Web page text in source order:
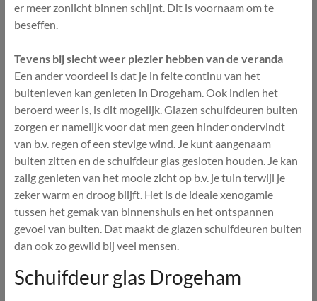
er meer zonlicht binnen schijnt. Dit is voornaam om te
beseffen.
Tevens bij slecht weer plezier hebben van de veranda
Een ander voordeel is dat je in feite continu van het
buitenleven kan genieten in Drogeham. Ook indien het
beroerd weer is, is dit mogelijk. Glazen schuifdeuren buiten
zorgen er namelijk voor dat men geen hinder ondervindt
van b.v. regen of een stevige wind. Je kunt aangenaam
buiten zitten en de schuifdeur glas gesloten houden. Je kan
zalig genieten van het mooie zicht op b.v. je tuin terwijl je
zeker warm en droog blijft. Het is de ideale xenogamie
tussen het gemak van binnenshuis en het ontspannen
gevoel van buiten. Dat maakt de glazen schuifdeuren buiten
dan ook zo gewild bij veel mensen.
Schuifdeur glas Drogeham